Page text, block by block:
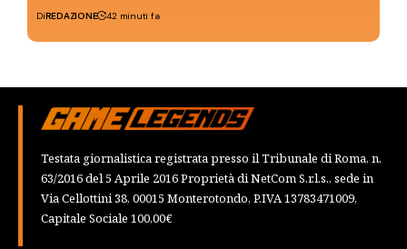
DiREDAZIONE 42 minuti fa
Testata giornalistica registrata presso il Tribunale di Roma, n.
63/2016 del 5 Aprile 2016 Proprietà di NetCom S.r.l.s., sede in
Via Cellottini 38, 00015 Monterotondo, P.IVA 13783471009,
Capitale Sociale 100,00€